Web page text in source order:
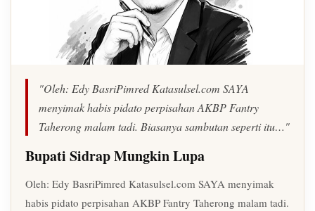
"Oleh: Edy BasriPimred Katasulsel.com SAYA
menyimak habis pidato perpisahan AKBP Fantry
Taherong malam tadi. Biasanya sambutan seperti itu…"
Bupati Sidrap Mungkin Lupa
Oleh: Edy BasriPimred Katasulsel.com SAYA menyimak
habis pidato perpisahan AKBP Fantry Taherong malam tadi.